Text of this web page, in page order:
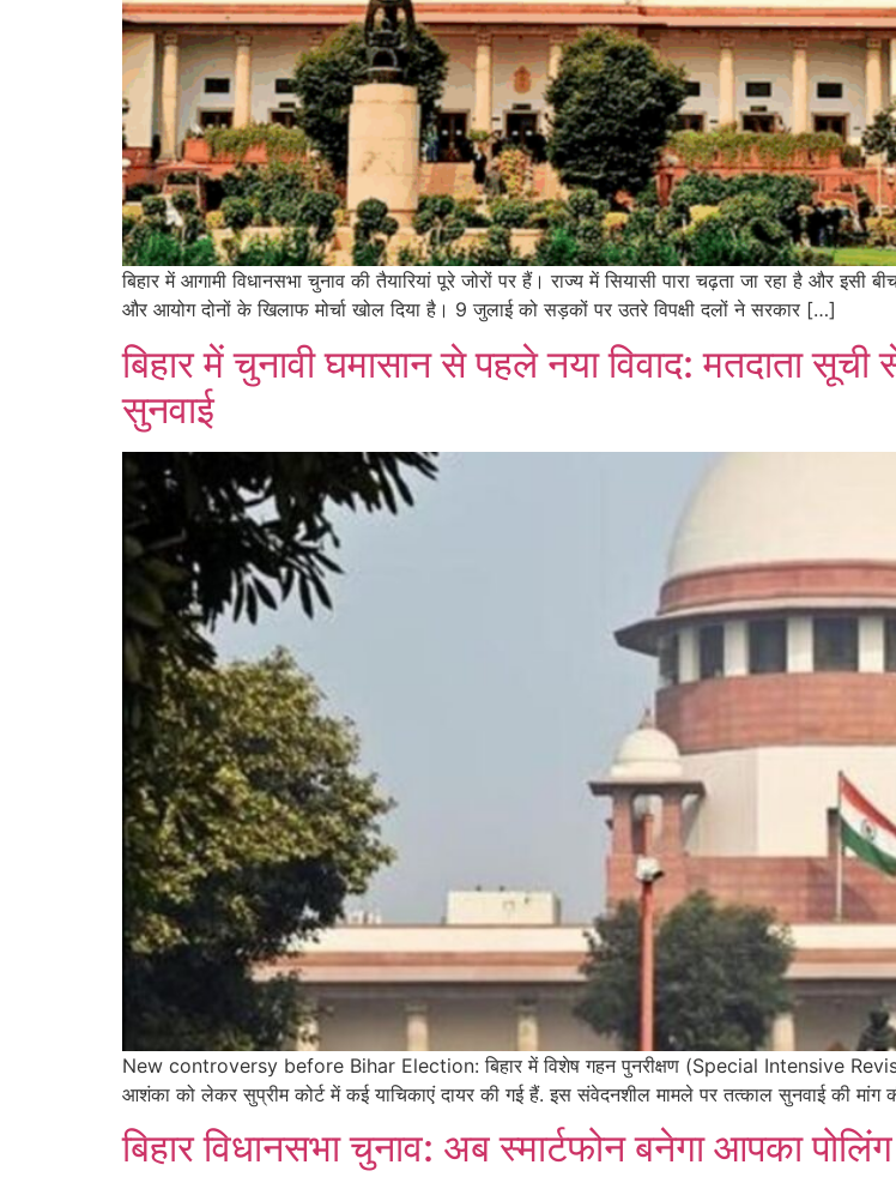
बिहार में आगामी विधानसभा चुनाव की तैयारियां पूरे जोरों पर हैं। राज्य में सियासी पारा चढ़ता जा रहा है और इसी
और आयोग दोनों के खिलाफ मोर्चा खोल दिया है। 9 जुलाई को सड़कों पर उतरे विपक्षी दलों ने सरकार […]
बिहार में चुनावी घमासान से पहले नया विवाद: मतदाता
सुनवाई
New controversy before Bihar Election: बिहार में विशेष गहन पुनरीक्षण (Special Intensive
आशंका को लेकर सुप्रीम कोर्ट में कई याचिकाएं दायर की गई हैं. इस संवेदनशील मामले पर तत्काल सुनवाई की मांग
बिहार विधानसभा चुनाव: अब स्मार्टफोन बनेगा आपका